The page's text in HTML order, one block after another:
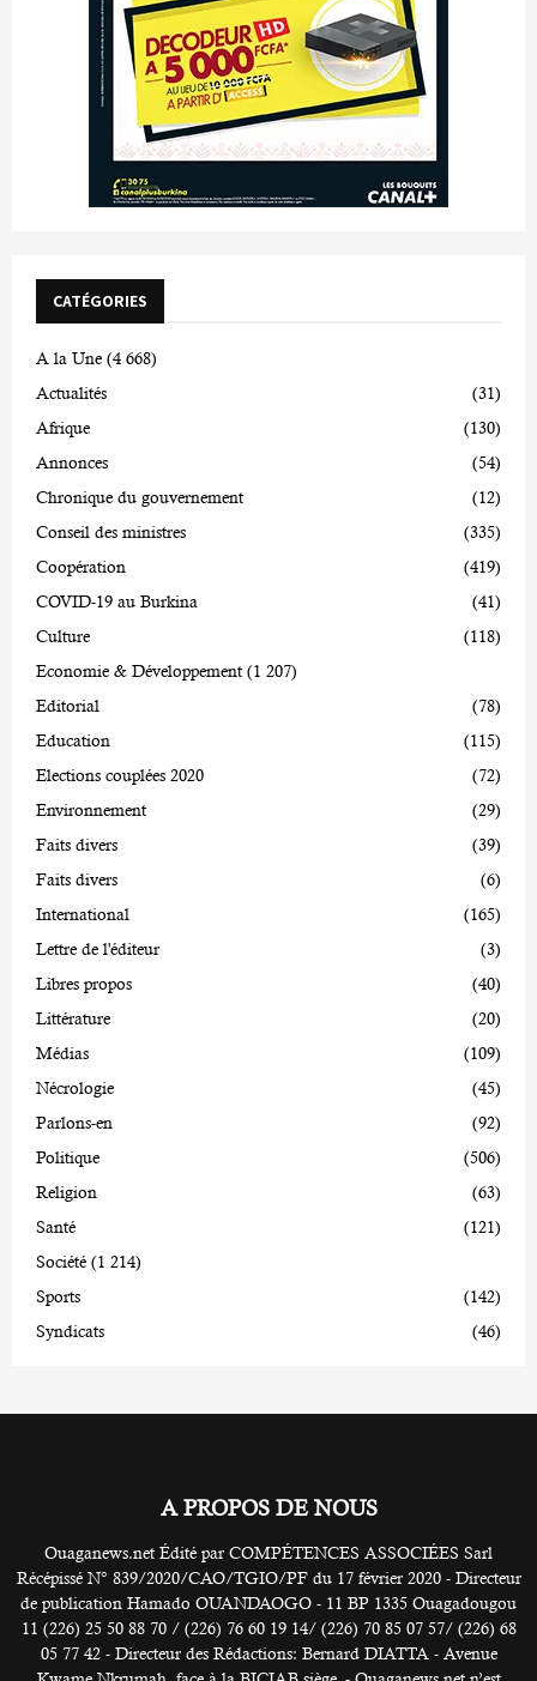
CATÉGORIES
A la Une (4 668)
Actualités
(31)
Afrique
(130)
Annonces
(54)
Chronique du gouvernement
(12)
Conseil des ministres
(335)
Coopération
(419)
COVID-19 au Burkina
(41)
Culture
(118)
Economie & Développement (1 207)
Editorial
(78)
Education
(115)
Elections couplées 2020
(72)
Environnement
(29)
Faits divers
(39)
Faits divers
(6)
International
(165)
Lettre de l'éditeur
(3)
Libres propos
(40)
Littérature
(20)
Médias
(109)
Nécrologie
(45)
Parlons-en
(92)
Politique
(506)
Religion
(63)
Santé
(121)
Société (1 214)
Sports
(142)
Syndicats
(46)
A PROPOS DE NOUS
Ouaganews.net Édité par COMPÉTENCES ASSOCIÉES Sarl
Récépissé N° 839/2020/CAO/TGIO/PF du 17 février 2020 - Directeur
de publication Hamado OUANDAOGO - 11 BP 1335 Ouagadougou
11 (226) 25 50 88 70 / (226) 76 60 19 14/ (226) 70 85 07 57/ (226) 68
05 77 42 - Directeur des Rédactions: Bernard DIATTA - Avenue